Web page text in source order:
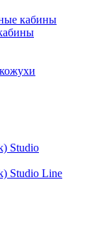
кабины
Studio
Studio Line